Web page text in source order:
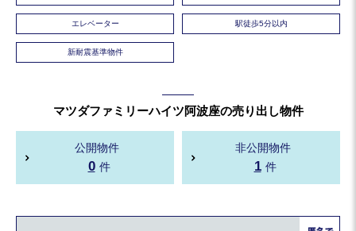
エレベーター 駅徒歩5分以内
新耐震基準物件
マツダファミリーハイツ阿波座の売り出し物件
公開物件
0 件
非公開物件
1 件